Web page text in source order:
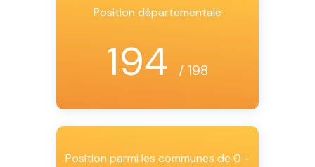
Position départementale
194 / 198
Position parmi les communes de 0 -